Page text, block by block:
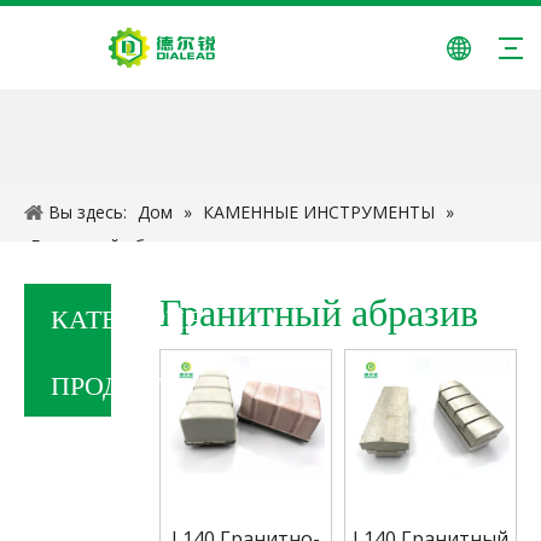
Вы здесь: Дом » КАМЕННЫЕ ИНСТРУМЕНТЫ »
Гранитный абразив
КАТЕГОРИЯ
ПРОДУКТА
Гранитный абразив